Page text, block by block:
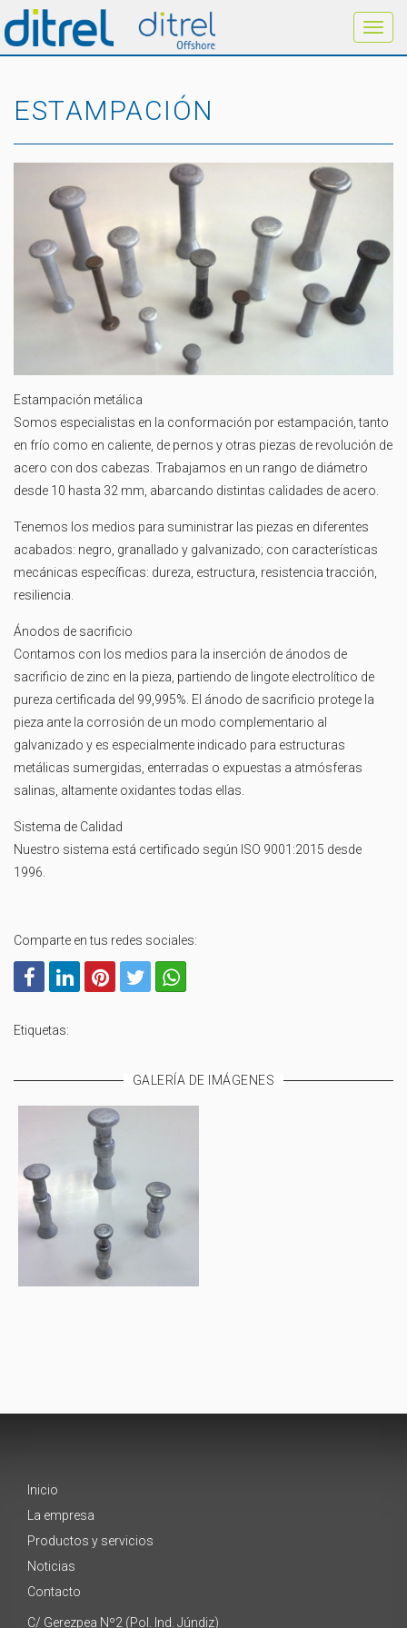
ESTAMPACIÓN
Estampación metálica
Somos especialistas en la conformación por estampación, tanto
en frío como en caliente, de pernos y otras piezas de revolución de
acero con dos cabezas. Trabajamos en un rango de diámetro
desde 10 hasta 32 mm, abarcando distintas calidades de acero.
Tenemos los medios para suministrar las piezas en diferentes
acabados: negro, granallado y galvanizado; con características
mecánicas específicas: dureza, estructura, resistencia tracción,
resiliencia.
Ánodos de sacrificio
Contamos con los medios para la inserción de ánodos de
sacrificio de zinc en la pieza, partiendo de lingote electrolítico de
pureza certificada del 99,995%. El ánodo de sacrificio protege la
pieza ante la corrosión de un modo complementario al
galvanizado y es especialmente indicado para estructuras
metálicas sumergidas, enterradas o expuestas a atmósferas
salinas, altamente oxidantes todas ellas.
Sistema de Calidad
Nuestro sistema está certificado según ISO 9001:2015 desde
1996.
Comparte en tus redes sociales:
Etiquetas:
GALERÍA DE IMÁGENES
Inicio
La empresa
Productos y servicios
Noticias
Contacto
C/ Gerezpea Nº2 (Pol. Ind. Júndiz)